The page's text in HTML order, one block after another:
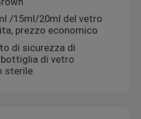
/15ml/20ml del vetro
prezzo economico
di sicurezza di
di vetro
sterile